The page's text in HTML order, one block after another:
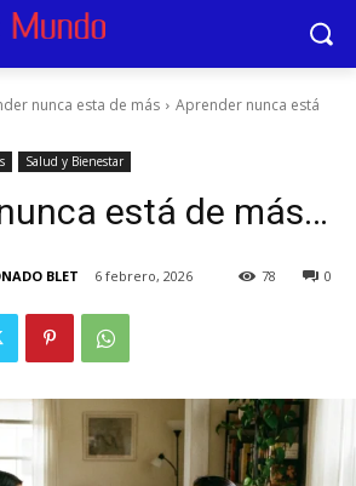
nunca esta de más
Aprender nunca está
Salud y Bienestar
está de más…
BLET 6 febrero, 2026 0
78